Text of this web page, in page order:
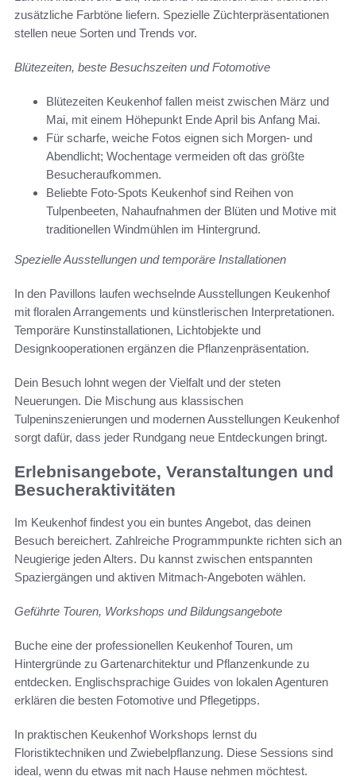
zusätzliche Farbtöne liefern. Spezielle Züchterpräsentationen
stellen neue Sorten und Trends vor.
Blütezeiten, beste Besuchszeiten und Fotomotive
Blütezeiten Keukenhof fallen meist zwischen März und
Mai, mit einem Höhepunkt Ende April bis Anfang Mai.
Für scharfe, weiche Fotos eignen sich Morgen- und
Abendlicht; Wochentage vermeiden oft das größte
Besucheraufkommen.
Beliebte Foto-Spots Keukenhof sind Reihen von
Tulpenbeeten, Nahaufnahmen der Blüten und Motive mit
traditionellen Windmühlen im Hintergrund.
Spezielle Ausstellungen und temporäre Installationen
In den Pavillons laufen wechselnde Ausstellungen Keukenhof
mit floralen Arrangements und künstlerischen Interpretationen.
Temporäre Kunstinstallationen, Lichtobjekte und
Designkooperationen ergänzen die Pflanzenpräsentation.
Dein Besuch lohnt wegen der Vielfalt und der steten
Neuerungen. Die Mischung aus klassischen
Tulpeninszenierungen und modernen Ausstellungen Keukenhof
sorgt dafür, dass jeder Rundgang neue Entdeckungen bringt.
Erlebnisangebote, Veranstaltungen und
Besucheraktivitäten
Im Keukenhof findest you ein buntes Angebot, das deinen
Besuch bereichert. Zahlreiche Programmpunkte richten sich an
Neugierige jeden Alters. Du kannst zwischen entspannten
Spaziergängen und aktiven Mitmach-Angeboten wählen.
Geführte Touren, Workshops und Bildungsangebote
Buche eine der professionellen Keukenhof Touren, um
Hintergründe zu Gartenarchitektur und Pflanzenkunde zu
entdecken. Englischsprachige Guides von lokalen Agenturen
erklären die besten Fotomotive und Pflegetipps.
In praktischen Keukenhof Workshops lernst du
Floristiktechniken und Zwiebelpflanzung. Diese Sessions sind
ideal, wenn du etwas mit nach Hause nehmen möchtest.